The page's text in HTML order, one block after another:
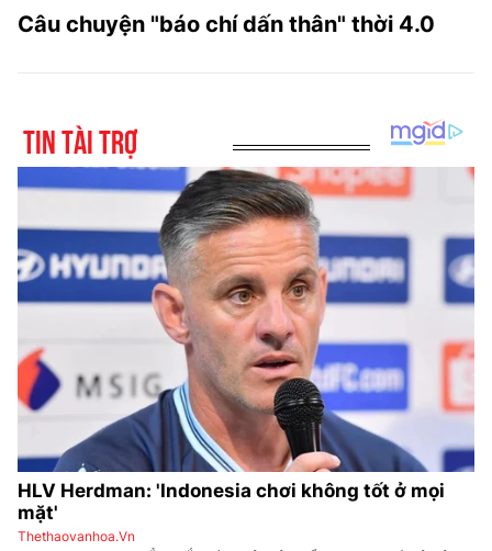
Câu chuyện "báo chí dấn thân" thời 4.0